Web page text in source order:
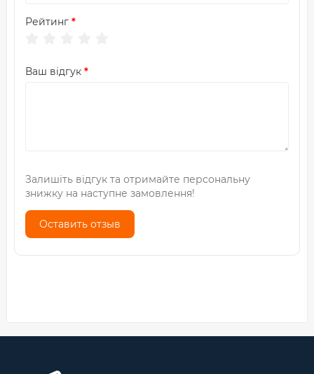
Рейтинг
Ваш відгук
Залишіть відгук та отримайте персональну
знижку на наступне замовлення!
Оставить отзыв